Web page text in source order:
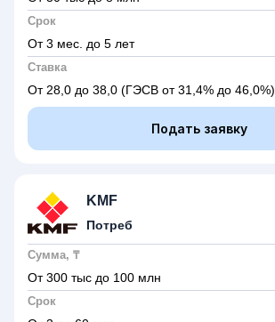
Срок
От 3 мес. до 5 лет
Ставка
От 28,0 до 38,0 (ГЭСВ от 31,4% до 46,0%)
Подать заявку
KMF
Потреб
Сумма, ₸
От 300 тыс до 100 млн
Срок